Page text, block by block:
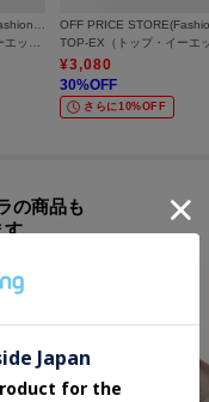
¥3,080
30%OFF
さらに10%OFF
の商品も
す